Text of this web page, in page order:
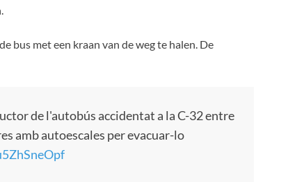
bus met een kraan van de weg te halen. De
de l'autobús accidentat a la C-32 entre
amb autoescales per evacuar-lo